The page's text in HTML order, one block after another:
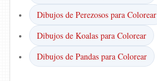
Dibujos de Perezosos para Colorear
Dibujos de Koalas para Colorear
Dibujos de Pandas para Colorear